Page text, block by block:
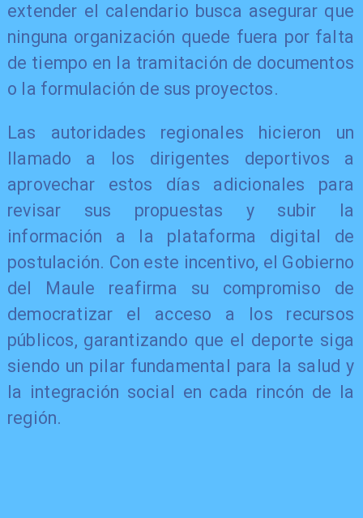
extender el calendario busca asegurar que
ninguna organización quede fuera por falta
de tiempo en la tramitación de documentos
o la formulación de sus proyectos.
Las autoridades regionales hicieron un
llamado a los dirigentes deportivos a
aprovechar estos días adicionales para
revisar sus propuestas y subir la
información a la plataforma digital de
postulación. Con este incentivo, el Gobierno
del Maule reafirma su compromiso de
democratizar el acceso a los recursos
públicos, garantizando que el deporte siga
siendo un pilar fundamental para la salud y
la integración social en cada rincón de la
región.